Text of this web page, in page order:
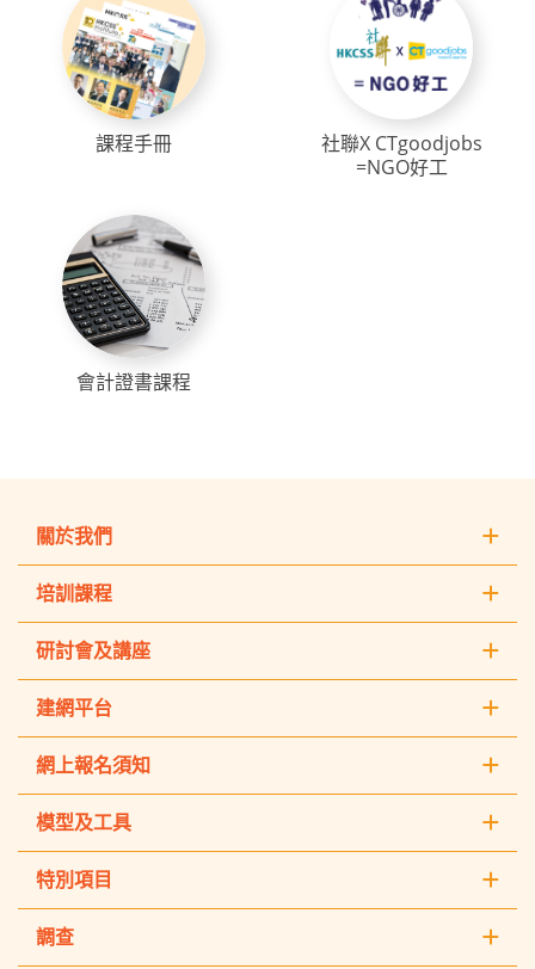
課程手冊
社聯X CTgoodjobs
=NGO好工
會計證書課程
關於我們
培訓課程
研討會及講座
建網平台
網上報名須知
模型及工具
特別項目
調查